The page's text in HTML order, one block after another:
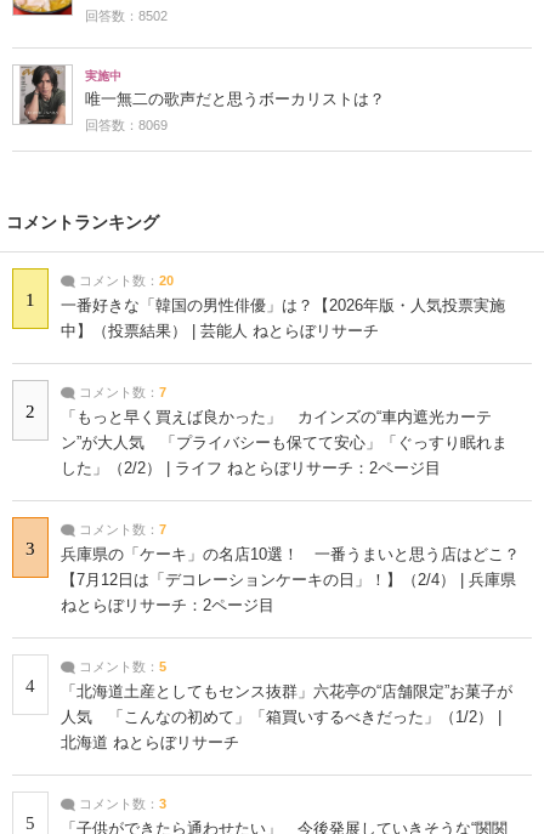
回答数：8502
実施中
唯一無二の歌声だと思うボーカリストは？
回答数：8069
コメントランキング
1
コメント数： 20
一番好きな「韓国の男性俳優」は？【2026年版・人気投票実施
中】（投票結果） | 芸能人 ねとらぼリサーチ
2
コメント数： 7
「もっと早く買えば良かった」 カインズの“車内遮光カーテ
ン”が大人気 「プライバシーも保てて安心」「ぐっすり眠れま
した」（2/2） | ライフ ねとらぼリサーチ：2ページ目
3
コメント数： 7
兵庫県の「ケーキ」の名店10選！ 一番うまいと思う店はどこ？
【7月12日は「デコレーションケーキの日」！】（2/4） | 兵庫県
ねとらぼリサーチ：2ページ目
4
コメント数： 5
「北海道土産としてもセンス抜群」六花亭の“店舗限定”お菓子が
人気 「こんなの初めて」「箱買いするべきだった」（1/2） |
北海道 ねとらぼリサーチ
5
コメント数： 3
「子供ができたら通わせたい」 今後発展していきそうな“関関